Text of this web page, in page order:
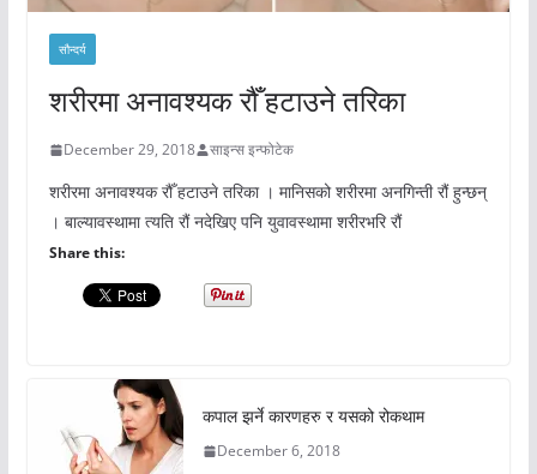
सौन्दर्य
शरीरमा अनावश्यक रौँ हटाउने तरिका
December 29, 2018 साइन्स इन्फोटेक
शरीरमा अनावश्यक रौँ हटाउने तरिका । मानिसको शरीरमा अनगिन्ती रौं हुन्छन्
। बाल्यावस्थामा त्यति रौं नदेखिए पनि युवावस्थामा शरीरभरि रौं
Share this:
कपाल झर्ने कारणहरु र यसको रोकथाम
December 6, 2018